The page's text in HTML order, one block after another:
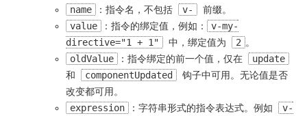
name
：指令名，不包括 v-
前缀。
value
：指令的绑定值，例如：
v-my-
directive="1 + 1"
中，绑定值为 2 。
oldValue
：指令绑定的前一个值，仅在
update
和
componentUpdated
钩子中可用。无论值是否
改变都可用。
expression
：字符串形式的指令表达式。例如
v-